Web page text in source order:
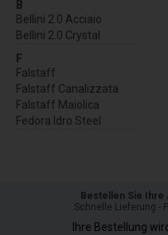
B
Bellini 2.0 Acciaio
Bellini 2.0 Crystal
F
Falstaff
Falstaff Canalizzata
Falstaff Maiolica
Fedora Idro Steel
Bestellen Sie Ihre
Schnelle Lieferung -
Ihre Bestellung